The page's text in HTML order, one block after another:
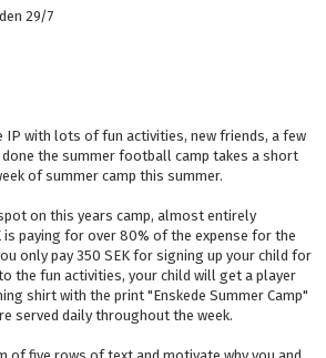
29/7
IP with lots of fun activities, new friends, a few
the summer football camp takes a short
of summer camp this summer.
on this years camp, almost entirely
is paying for over 80% of the expense for the
only pay 350 SEK for signing up your child for
the fun activities, your child will get a player
shirt with the print "Enskede Summer Camp"
served daily throughout the week.